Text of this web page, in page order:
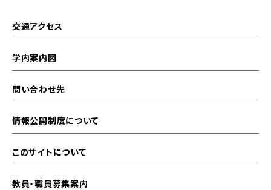
交通アクセス
学内案内図
問い合わせ先
情報公開制度について
このサイトについて
教員・職員募集案内